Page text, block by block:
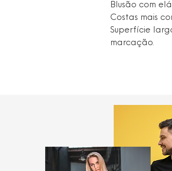
Blusão com
Costas mais
Superfície
marcação.